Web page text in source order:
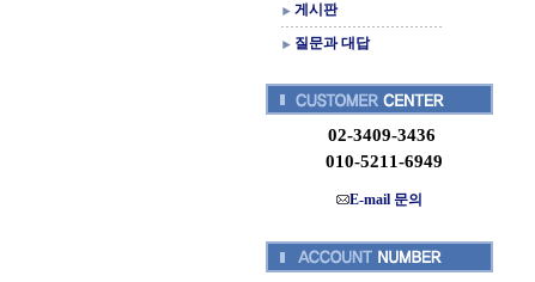
게시판
질문과 대답
02-3409-3436
010-5211-6949
E-mail 문의